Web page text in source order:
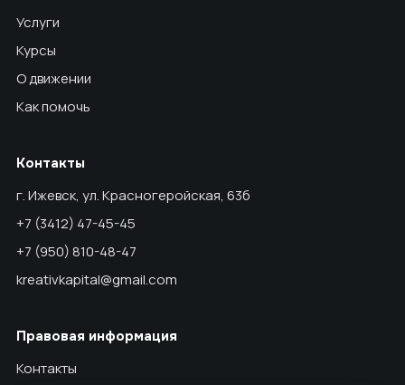
Услуги
Курсы
О движении
Как помочь
Контакты
г. Ижевск, ул. Красногеройская, 63б
+7 (3412) 47-45-45
+7 (950) 810-48-47
kreativkapital@gmail.com
Правовая информация
Контакты